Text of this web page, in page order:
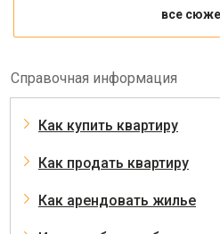
все
Справочная информация
Как купить квартиру
Как продать квартиру
Как арендовать жилье